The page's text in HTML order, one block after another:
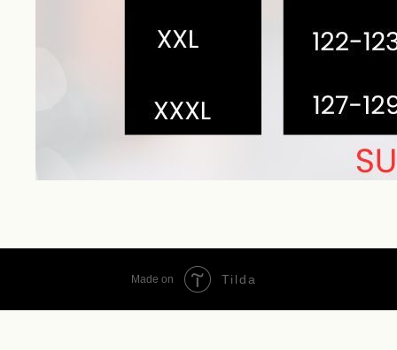
Made on Tilda